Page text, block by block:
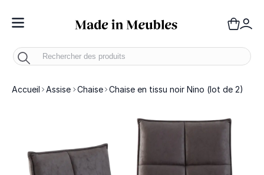
Toggle Nav
Accueil Assise Chaise Chaise en tissu noir Nino (lot de 2)